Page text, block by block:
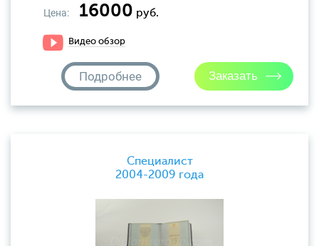
Цена: 16000 руб.
Видео обзор
Подробнее
Специалист
2004-2009 года